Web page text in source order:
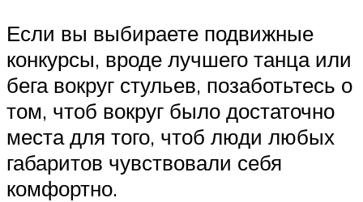
Если вы выбираете подвижные
конкурсы, вроде лучшего танца или
бега вокруг стульев, позаботьтесь о
том, чтоб вокруг было достаточно
места для того, чтоб люди любых
габаритов чувствовали себя
комфортно.